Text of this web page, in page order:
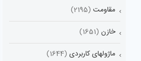
مقاومت (2195)
خازن (1651)
ماژولهای کاربردی (1644)